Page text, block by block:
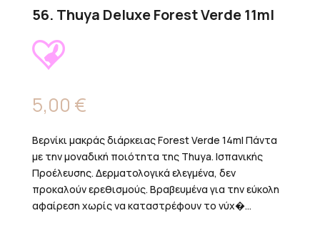
56. Thuya Deluxe Forest Verde 11ml
5,00 €
Βερνίκι μακράς διάρκειας Forest Verde 14ml Πάντα
με την μοναδική ποιότητα της Thuya. Ισπανικής
Προέλευσης. Δερματολογικά ελεγμένα, δεν
προκαλούν ερεθισμούς. Βραβευμένα για την εύκολη
αφαίρεση χωρίς να καταστρέφουν το νύχ�...